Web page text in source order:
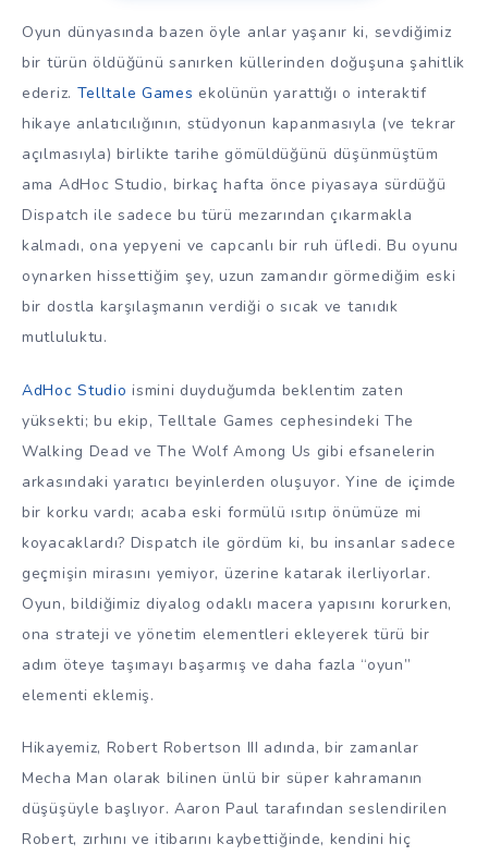
Oyun dünyasında bazen öyle anlar yaşanır ki, sevdiğimiz
bir türün öldüğünü sanırken küllerinden doğuşuna şahitlik
ederiz. Telltale Games ekolünün yarattığı o interaktif
hikaye anlatıcılığının, stüdyonun kapanmasıyla (ve tekrar
açılmasıyla) birlikte tarihe gömüldüğünü düşünmüştüm
ama AdHoc Studio, birkaç hafta önce piyasaya sürdüğü
Dispatch ile sadece bu türü mezarından çıkarmakla
kalmadı, ona yepyeni ve capcanlı bir ruh üfledi. Bu oyunu
oynarken hissettiğim şey, uzun zamandır görmediğim eski
bir dostla karşılaşmanın verdiği o sıcak ve tanıdık
mutluluktu.
AdHoc Studio ismini duyduğumda beklentim zaten
yüksekti; bu ekip, Telltale Games cephesindeki The
Walking Dead ve The Wolf Among Us gibi efsanelerin
arkasındaki yaratıcı beyinlerden oluşuyor. Yine de içimde
bir korku vardı; acaba eski formülü ısıtıp önümüze mi
koyacaklardı? Dispatch ile gördüm ki, bu insanlar sadece
geçmişin mirasını yemiyor, üzerine katarak ilerliyorlar.
Oyun, bildiğimiz diyalog odaklı macera yapısını korurken,
ona strateji ve yönetim elementleri ekleyerek türü bir
adım öteye taşımayı başarmış ve daha fazla “oyun”
elementi eklemiş.
Hikayemiz, Robert Robertson III adında, bir zamanlar
Mecha Man olarak bilinen ünlü bir süper kahramanın
düşüşüyle başlıyor. Aaron Paul tarafından seslendirilen
Robert, zırhını ve itibarını kaybettiğinde, kendini hiç